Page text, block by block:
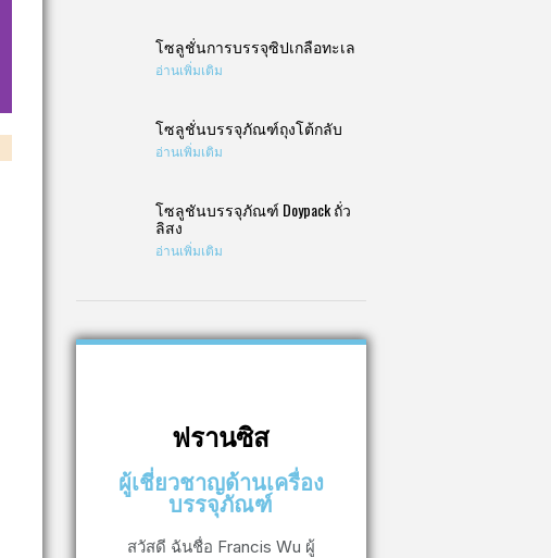
โซลูชั่นการบรรจุซิปเกลือทะเล
อ่านเพิ่มเติม
โซลูชั่นบรรจุภัณฑ์ถุงโต้กลับ
อ่านเพิ่มเติม
โซลูชันบรรจุภัณฑ์ Doypack ถั่ว
ลิสง
อ่านเพิ่มเติม
ฟรานซิส
ผู้เชี่ยวชาญด้านเครื่อง
บรรจุภัณฑ์
สวัสดี ฉันชื่อ Francis Wu ผู้